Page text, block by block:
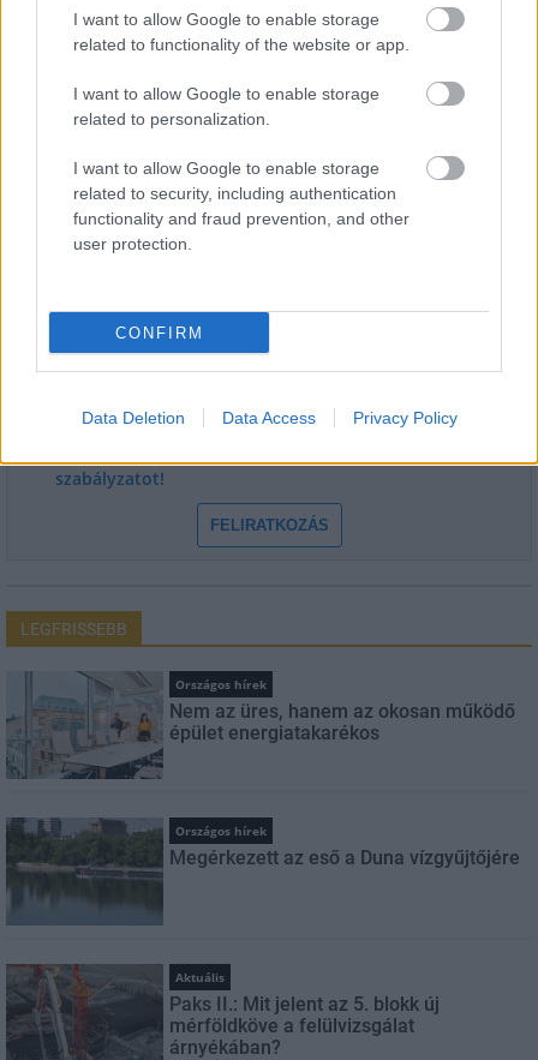
I want to allow Google to enable storage
related to functionality of the website or app.
I want to allow Google to enable storage
related to personalization.
I want to allow Google to enable storage
related to security, including authentication
functionality and fraud prevention, and other
user protection.
CONFIRM
Data Deletion Data Access Privacy Policy
Harmonia Albensis: négy nyári koncerttel tölti meg
Székesfehérvár templomait
HÍRLEVÉL
E-mail cím
szabályzatot!
FELIRATKOZÁS
LEGFRISSEBB
Országos hírek
Nem az üres, hanem az okosan működő
épület energiatakarékos
Országos hírek
Megérkezett az eső a Duna vízgyűjtőjére
Aktuális
Paks II.: Mit jelent az 5. blokk új
mérföldköve a felülvizsgálat
árnyékában?